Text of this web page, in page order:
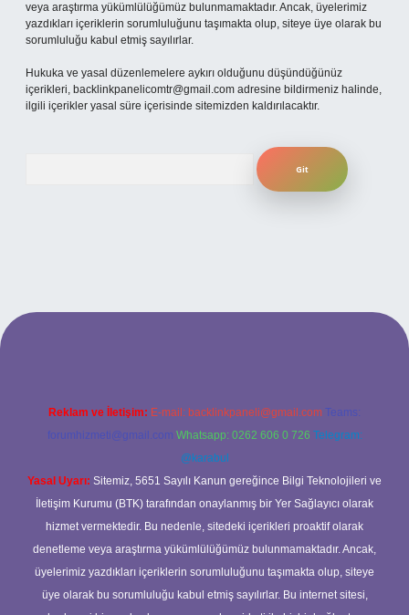
veya araştırma yükümlülüğümüz bulunmamaktadır. Ancak, üyelerimiz
yazdıkları içeriklerin sorumluluğunu taşımakta olup, siteye üye olarak bu
sorumluluğu kabul etmiş sayılırlar.
Hukuka ve yasal düzenlemelere aykırı olduğunu düşündüğünüz
içerikleri, backlinkpanelicomtr@gmail.com adresine bildirmeniz halinde,
ilgili içerikler yasal süre içerisinde sitemizden kaldırılacaktır.
giriş
Reklam ve İletişim: E-mail: backlinkpaneli@gmail.com Teams:
forumhizmeti@gmail.com Whatsapp: 0262 606 0 726 Telegram:
@karabul
Yasal Uyarı: Sitemiz, 5651 Sayılı Kanun gereğince Bilgi Teknolojileri ve
İletişim Kurumu (BTK) tarafından onaylanmış bir Yer Sağlayıcı olarak
hizmet vermektedir. Bu nedenle, sitedeki içerikleri proaktif olarak
denetleme veya araştırma yükümlülüğümüz bulunmamaktadır. Ancak,
üyelerimiz yazdıkları içeriklerin sorumluluğunu taşımakta olup, siteye
üye olarak bu sorumluluğu kabul etmiş sayılırlar. Bu internet sitesi,